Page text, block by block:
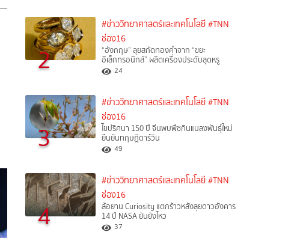
2
#ข่าววิทยาศาสตร์และเทคโนโลยี #TNN
ช่อง16
“อังกฤษ” ลุยสกัดทองคำจาก “ขยะ
อิเล็กทรอนิกส์” ผลิตเครื่องประดับสุดหรู
24
3
#ข่าววิทยาศาสตร์และเทคโนโลยี #TNN
ช่อง16
ไขปริศนา 150 ปี จีนพบพืชกินแมลงพันธุ์ใหม่
ยืนยันทฤษฎีดาร์วิน
49
4
#ข่าววิทยาศาสตร์และเทคโนโลยี #TNN
ช่อง16
ล้อยาน Curiosity แตกร้าวหลังลุยดาวอังคาร
14 ปี NASA ยันยังไหว
37